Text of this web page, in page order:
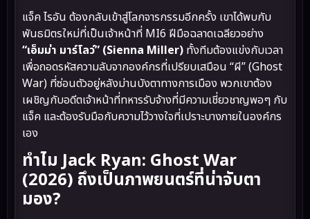
แจ็ค ไรอัน ต้องกลับเข้าสู่โลกจารกรรมอีกครั้ง เขาได้พบกับ
พันธมิตรใหม่ที่เป็นเจ้าหน้าที่ MI6 ฝีมือฉลาดเฉลียวอย่าง
“เอ็มม่า มาร์โลว์” (Sienna Miller) ทั้งทีมต้องแข่งกับเวลา
เพื่อถอดรหัสความลับจากองค์กรที่เปรียบเสมือน “ผี” (Ghost
War) ที่ซ่อนตัวอยู่หลังม่านบังตาทางการเมือง พวกเขาต้อง
เผชิญกับอดีตเจ้าหน้าที่ทหารรับจ้างที่มีความเชี่ยวชาญพอๆ กับ
แจ็ค และต้องรับมือกับความไว้วางใจที่เปราะบางภายในองค์กร
เอง
ทำไม Jack Ryan: Ghost War
(2026) ถึงเป็นภาพยนตร์ที่น่าจับตา
มอง?